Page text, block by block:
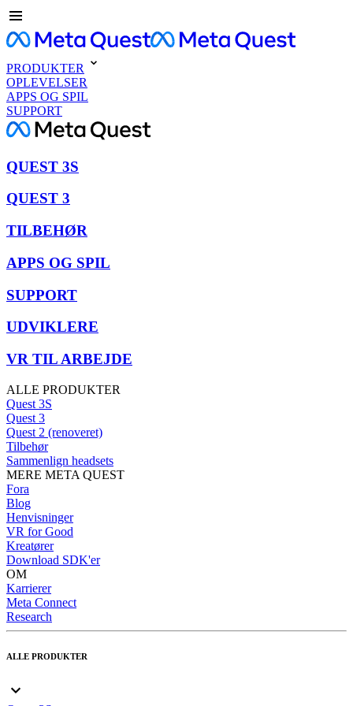
PRODUKTER
OPLEVELSER
APPS OG SPIL
SUPPORT
QUEST 3S
QUEST 3
TILBEHØR
APPS OG SPIL
SUPPORT
UDVIKLERE
VR TIL ARBEJDE
ALLE PRODUKTER
Quest 3S
Quest 3
Quest 2 (renoveret)
Tilbehør
Sammenlign headsets
MERE META QUEST
Fora
Blog
Henvisninger
VR for Good
Kreatører
Download SDK'er
OM
Karrierer
Meta Connect
Research
ALLE PRODUKTER